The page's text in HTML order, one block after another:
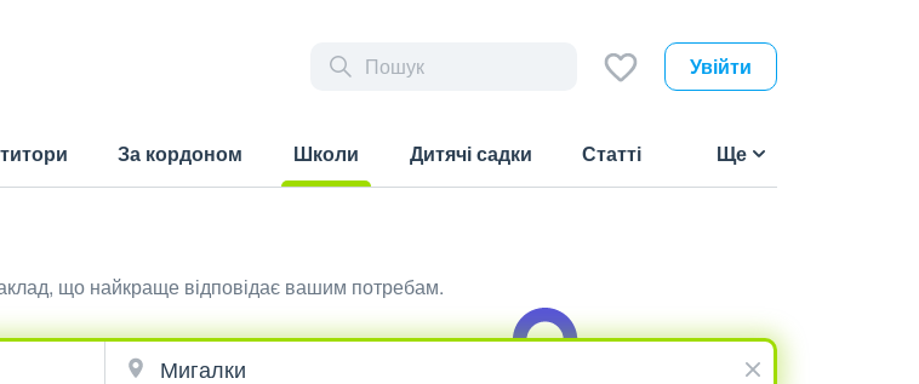
Увійти
За кордоном
Школи
Дитячі садки Статті Ще
що найкраще відповідає вашим потребам.